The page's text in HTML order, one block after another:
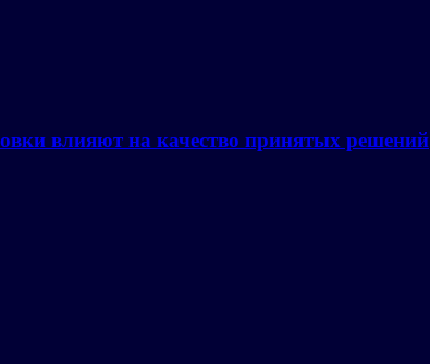
влияют на качество принятых решений